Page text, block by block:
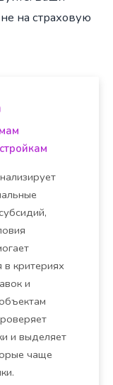
на страховую
в критериях
и
и выделяет
чаще